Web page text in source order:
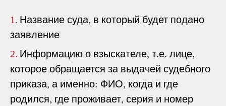
1. Название суда, в который будет подано
заявление
2. Информацию о взыскателе, т.е. лице,
которое обращается за выдачей судебного
приказа, а именно: ФИО, когда и где
родился, где проживает, серия и номер